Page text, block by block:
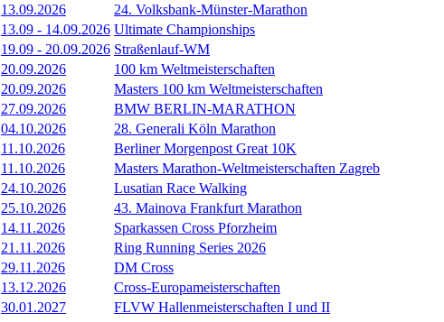
13.09.2026
24. Volksbank-Münster-Marathon
13.09 - 14.09.2026 Ultimate Championships
19.09 - 20.09.2026 Straßenlauf-WM
20.09.2026
100 km Weltmeisterschaften
20.09.2026
Masters 100 km Weltmeisterschaften
27.09.2026
BMW BERLIN-MARATHON
04.10.2026
28. Generali Köln Marathon
11.10.2026
Berliner Morgenpost Great 10K
11.10.2026
Masters Marathon-Weltmeisterschaften Zagreb
24.10.2026
Lusatian Race Walking
25.10.2026
43. Mainova Frankfurt Marathon
14.11.2026
Sparkassen Cross Pforzheim
21.11.2026
Ring Running Series 2026
29.11.2026
DM Cross
13.12.2026
Cross-Europameisterschaften
30.01.2027
FLVW Hallenmeisterschaften I und II